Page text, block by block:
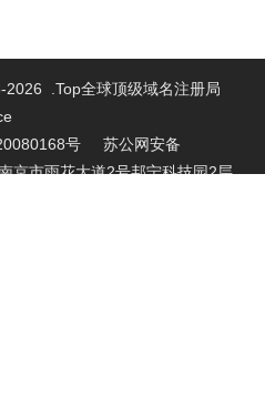
2026 .Top全球顶级域名注册局
号 苏公网安备
市雨花大道2号邦宁科技园2层